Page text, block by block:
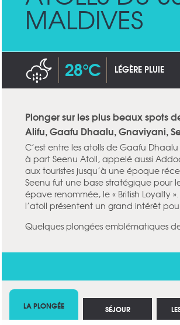
MALDIVES
28°C LÉGÈRE PLUIE
Plonger sur les plus beaux spots
Alifu, Gaafu Dhaalu, Gnaviyani,
C’est entre les atolls de Gaafu
à part Seenu Atoll, appelé aussi
aux touristes jusqu’à une époque
Seenu fut une base stratégique pour
épave renommée, le « British Loyalty
l’atoll présentent un grand intérêt
Quelques plongées emblématiques
LA PLONGÉE SÉJOUR